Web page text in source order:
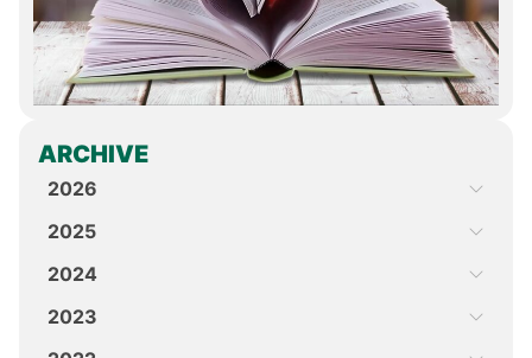
ARCHIVE
2026
2025
2024
2023